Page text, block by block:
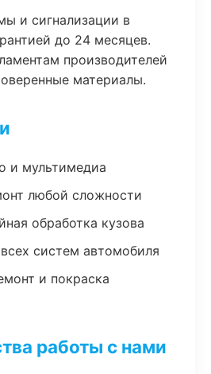
и сигнализации в
до 24 месяцев.
производителей
материалы.
и мультимедиа
любой сложности
обработка кузова
систем автомобиля
и покраска
работы с нами